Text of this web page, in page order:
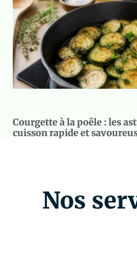
Courgette à la poêle : les
cuisson rapide et
Nos